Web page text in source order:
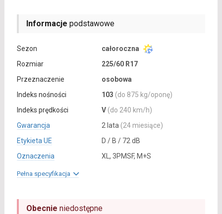
Informacje podstawowe
Sezon
całoroczna
Rozmiar
225/60 R17
Przeznaczenie
osobowa
Indeks nośności
103 (do 875 kg/oponę)
Indeks prędkości
V (do 240 km/h)
Gwarancja
2 lata (24 miesiące)
Etykieta UE
D / B / 72 dB
Oznaczenia
XL, 3PMSF, M+S
Pełna specyfikacja
Obecnie niedostępne